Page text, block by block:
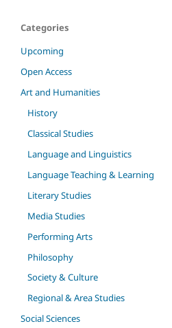
Categories
Upcoming
Open Access
Art and Humanities
History
Classical Studies
Language and Linguistics
Language Teaching & Learning
Literary Studies
Media Studies
Performing Arts
Philosophy
Society & Culture
Regional & Area Studies
Social Sciences